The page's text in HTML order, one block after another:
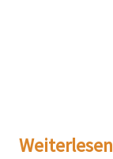
Weiterlesen